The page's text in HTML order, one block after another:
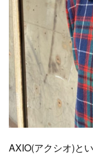
AXIO(アクシオ)と